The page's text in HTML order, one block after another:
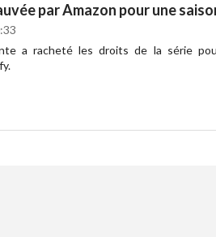
par Amazon pour une
a racheté les droits de la série